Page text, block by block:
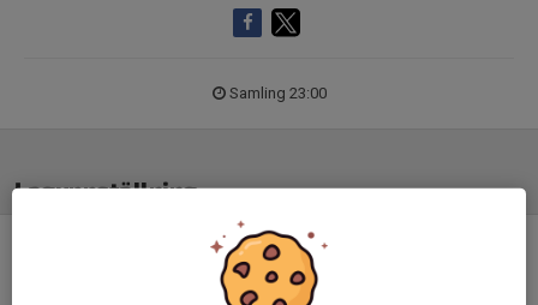
Samling 23:00
Laguppställning
Ingen uppställning ifylld